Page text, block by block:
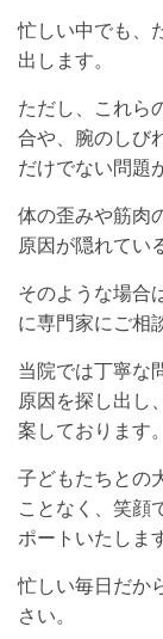
忙しい中でも、
出します。
ただし、これら
合や、腕のしび
だけでない問題
体の歪みや筋肉
原因が隠れてい
そのような場合
に専門家にご相
当院では丁寧な
原因を探し出し
案しております。
子どもたちとの
ことなく、笑顔
ポートいたします
忙しい毎日だか
さい。